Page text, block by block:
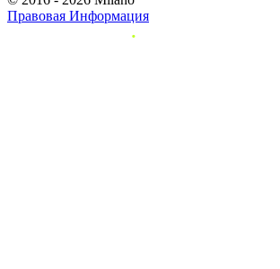
Правовая Информация